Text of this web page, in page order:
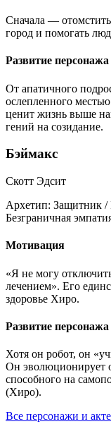
Сначала —
город и помогать
Развитие персонажа
От апатичного
ослепленного
ценит жизнь выше
гений на созидание.
Бэймакс
Скотт Эдсит
Архетип: Защитник
Безграничная
Мотивация
«Я не могу
лечением». Его
здоровье Хиро.
Развитие персонажа
Хотя он робот, он
Он эволюционирует
способного на
(Хиро).
Все персонажи и